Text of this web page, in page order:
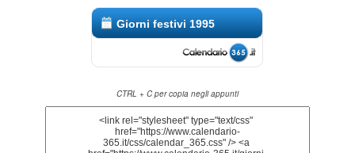
Giorni festivi 1995
CTRL + C per copia negli appunti